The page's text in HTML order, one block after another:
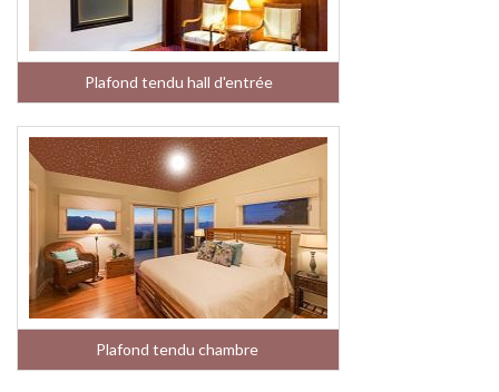
Plafond tendu hall d'entrée
Plafond tendu chambre